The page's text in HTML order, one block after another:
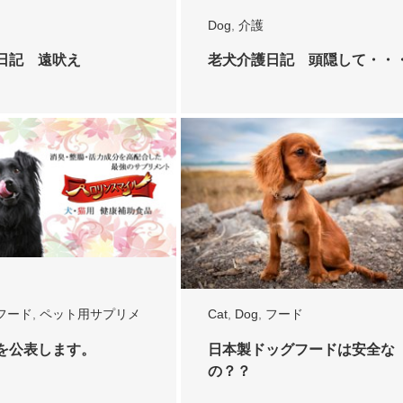
記 遠吠え
Dog 介護
老犬介護日記 頭隠して・・
ード, ペット用サプリメ
公表します。
Cat, Dog, フード
日本製ドッグフードは安全な
の？？